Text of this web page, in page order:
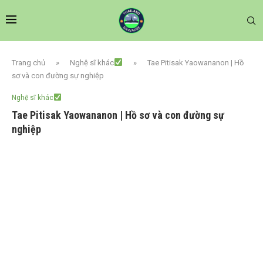
Trang chủ » Nghệ sĩ khác »
Tae Pitisak Yaowananon | Hồ
sơ và con đường sự nghiệp
Nghệ sĩ khác
Tae Pitisak Yaowananon | Hồ sơ và con đường sự
nghiệp